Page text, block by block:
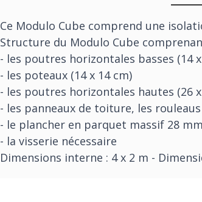
Ce Modulo Cube comprend une
Structure du Modulo Cube
- les poutres horizontales basses (14
- les poteaux (14 x 14 cm)
- les poutres horizontales hautes (26
- les panneaux de toiture, les
- le plancher en parquet massif 28
- la visserie nécessaire
Dimensions interne : 4 x 2 m -